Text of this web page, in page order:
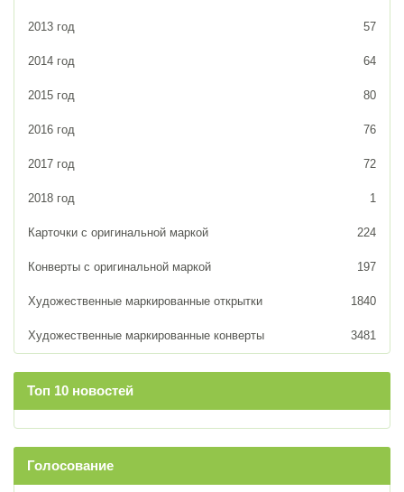
2013 год 57
2014 год 64
2015 год 80
2016 год 76
2017 год 72
2018 год 1
Карточки с оригинальной маркой 224
Конверты с оригинальной маркой 197
Художественные маркированные открытки 1840
Художественные маркированные конверты 3481
Топ 10 новостей
Голосование